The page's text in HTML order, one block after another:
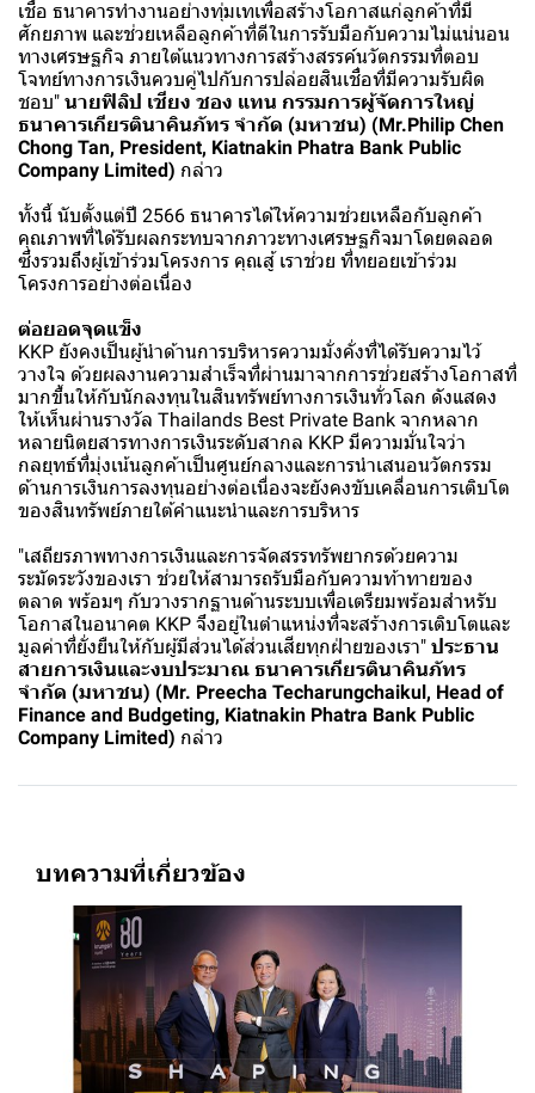
เชื่อ ธนาคารทำงานอย่างทุ่มเทเพื่อสร้างโอกาสแก่ลูกค้าที่มี
ศักยภาพ และช่วยเหลือลูกค้าที่ดีในการรับมือกับความไม่แน่นอน
ทางเศรษฐกิจ ภายใต้แนวทางการสร้างสรรค์นวัตกรรมที่ตอบ
โจทย์ทางการเงินควบคู่ไปกับการปล่อยสินเชื่อที่มีความรับผิด
ชอบ" นายฟิลิป เชียง ชอง แทน กรรมการผู้จัดการใหญ่
ธนาคารเกียรตินาคินภัทร จำกัด (มหาชน) (Mr.Philip Chen
Chong Tan, President, Kiatnakin Phatra Bank Public
Company Limited) กล่าว
ทั้งนี้ นับตั้งแต่ปี 2566 ธนาคารได้ให้ความช่วยเหลือกับลูกค้า
คุณภาพที่ได้รับผลกระทบจากภาวะทางเศรษฐกิจมาโดยตลอด
ซึ่งรวมถึงผู้เข้าร่วมโครงการ คุณสู้ เราช่วย ที่ทยอยเข้าร่วม
โครงการอย่างต่อเนื่อง
ต่อยอดจุดแข็ง
KKP ยังคงเป็นผู้นำด้านการบริหารความมั่งคั่งที่ได้รับความไว้
วางใจ ด้วยผลงานความสำเร็จที่ผ่านมาจากการช่วยสร้างโอกาสที่
มากขึ้นให้กับนักลงทุนในสินทรัพย์ทางการเงินทั่วโลก ดังแสดง
ให้เห็นผ่านรางวัล Thailands Best Private Bank จากหลาก
หลายนิตยสารทางการเงินระดับสากล KKP มีความมั่นใจว่า
กลยุทธ์ที่มุ่งเน้นลูกค้าเป็นศูนย์กลางและการนำเสนอนวัตกรรม
ด้านการเงินการลงทุนอย่างต่อเนื่องจะยังคงขับเคลื่อนการเติบโต
ของสินทรัพย์ภายใต้คำแนะนำและการบริหาร
"เสถียรภาพทางการเงินและการจัดสรรทรัพยากรด้วยความ
ระมัดระวังของเรา ช่วยให้สามารถรับมือกับความท้าทายของ
ตลาด พร้อมๆ กับวางรากฐานด้านระบบเพื่อเตรียมพร้อมสำหรับ
โอกาสในอนาคต KKP จึงอยู่ในตำแหน่งที่จะสร้างการเติบโตและ
มูลค่าที่ยั่งยืนให้กับผู้มีส่วนได้ส่วนเสียทุกฝ่ายของเรา" ประธาน
สายการเงินและงบประมาณ ธนาคารเกียรตินาคินภัทร
จำกัด (มหาชน) (Mr. Preecha Techarungchaikul, Head of
Finance and Budgeting, Kiatnakin Phatra Bank Public
Company Limited) กล่าว
บทความที่เกี่ยวข้อง